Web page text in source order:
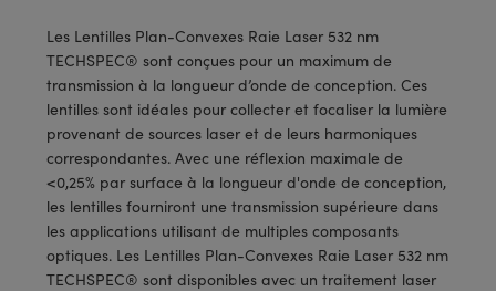
à Mesure Directe
Les Lentilles Plan-Convexes Raie Laser 532 nm
TECHSPEC® sont conçues pour un maximum de
transmission à la longueur d’onde de conception. Ces
lentilles sont idéales pour collecter et focaliser la lumière
provenant de sources laser et de leurs harmoniques
correspondantes. Avec une réflexion maximale de
<0,25% par surface à la longueur d'onde de conception,
les lentilles fourniront une transmission supérieure dans
les applications utilisant de multiples composants
optiques. Les Lentilles Plan-Convexes Raie Laser 532 nm
TECHSPEC® sont disponibles avec un traitement laser